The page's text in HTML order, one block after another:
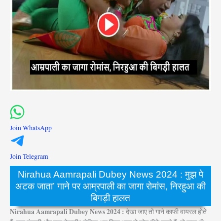
Join WhatsApp
Join Telegram
Nirahua Aamrapali Dubey News 2024 : मुझ पे
अटक जाता’ गाने पर आम्रपाली का जागा रोमांस, निरहुआ की
बिगड़ी हालत
Nirahua Aamrapali Dubey News 2024 :देखा जाए तो गाने काफी वायरल होते